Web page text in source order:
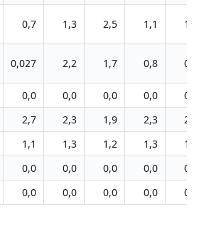
0,7 1,3 2,5 1,1 1,4
0,027 2,2 1,7 0,8 0,3
0,0 0,0 0,0 0,0
0,0
2,7 2,3 1,9 2,3
2,4
1,1 1,3 1,2 1,3
1,3
0,0 0,0 0,0 0,0
0,0
0,0 0,0 0,0 0,0 0,0